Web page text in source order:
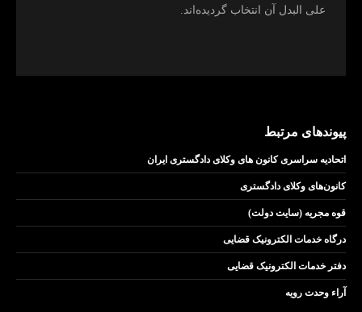
علی البدل آن انتخاب گرديده‌اند.
پیوندهای مرتبط
اتحادیه سراسری کانون های وکلای دادگستری ایران
کانون‌های وکلای دادگستری
قوه مجریه (سایت دولت)
درگاه خدمات الکترونیک قضایی
دفتر خدمات الکترونیک قضایی
آراء وحدت رویه